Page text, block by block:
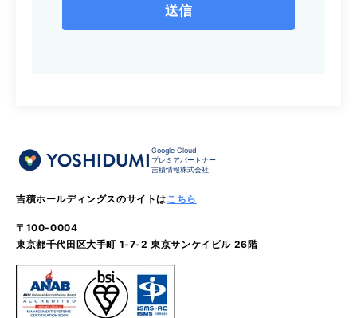
Google Cloud
プレミアパートナー
吉積情報株式会社
吉積ホールディングスのサイトはこちら
〒100-0004
東京都千代田区大手町 1-7-2 東京サンケイビル 26階